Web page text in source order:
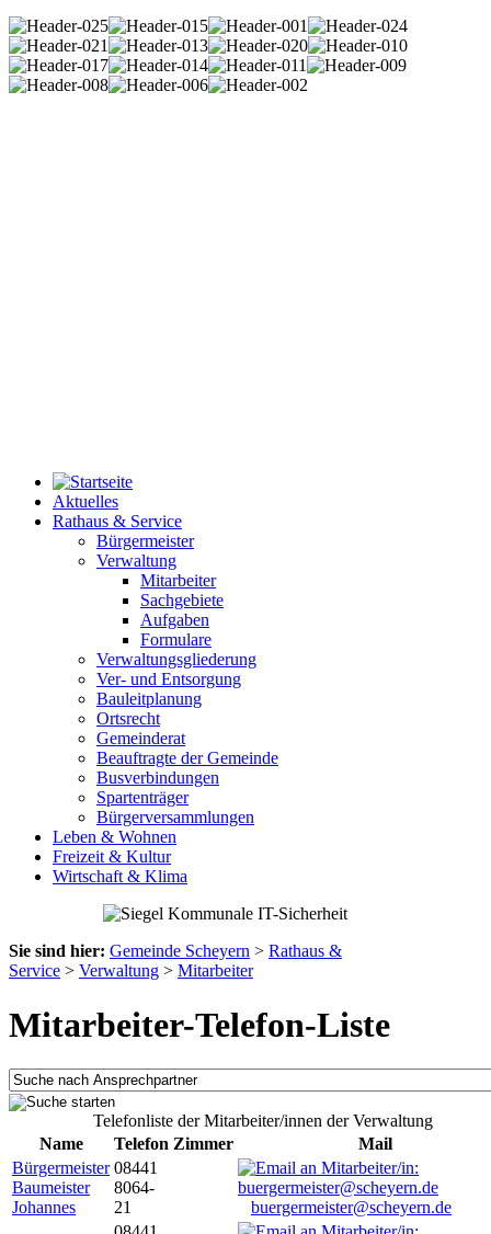
Aktuelles
Rathaus & Service
Bürgermeister
Verwaltung
Mitarbeiter
Sachgebiete
Aufgaben
Formulare
Verwaltungsgliederung
Ver- und Entsorgung
Bauleitplanung
Ortsrecht
Gemeinderat
Beauftragte der Gemeinde
Busverbindungen
Spartenträger
Bürgerversammlungen
Leben & Wohnen
Freizeit & Kultur
Wirtschaft & Klima
Sie sind hier: Gemeinde Scheyern > Rathaus &
Service > Verwaltung > Mitarbeiter
Mitarbeiter-Telefon-Liste
Telefonliste der Mitarbeiter/innen der Verwaltung
Name
Telefon Zimmer
Mail
Bürgermeister
Baumeister
Johannes
08441
8064-
21
buergermeister@scheyern.de